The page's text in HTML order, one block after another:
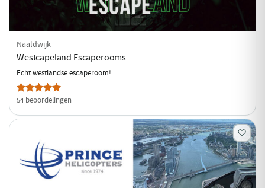
Naaldwijk
Westcapeland Escaperooms
Echt westlandse escaperoom!
54 beoordelingen